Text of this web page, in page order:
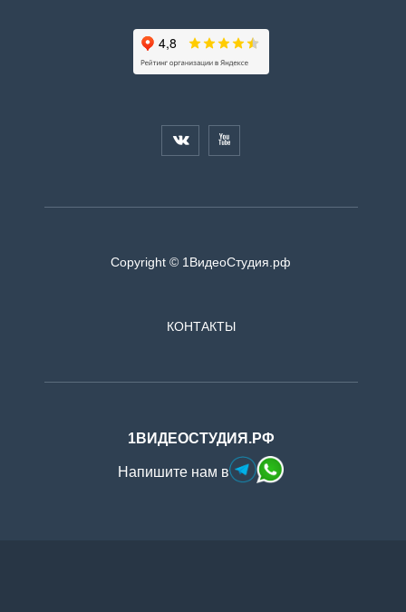
 
Copyright © 1ВидеоСтудия.рф
КОНТАКТЫ
1ВИДЕОСТУДИЯ.РФ
Напишите нам в